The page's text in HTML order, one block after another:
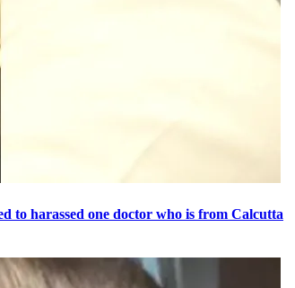
to harassed one doctor who is from Calcutta